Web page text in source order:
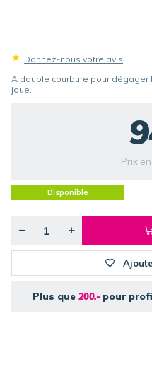
Donnez-nous votre avis
A double courbure pour dégager
joue.
Prix
Disponible
Plus que 200.- pour